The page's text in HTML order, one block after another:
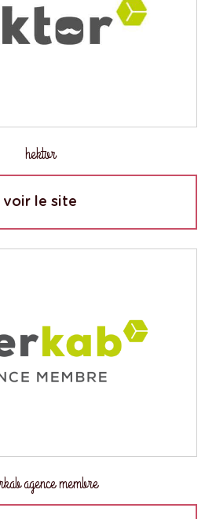
hektor
voir le site
agence membre